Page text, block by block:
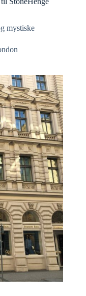
mystiske